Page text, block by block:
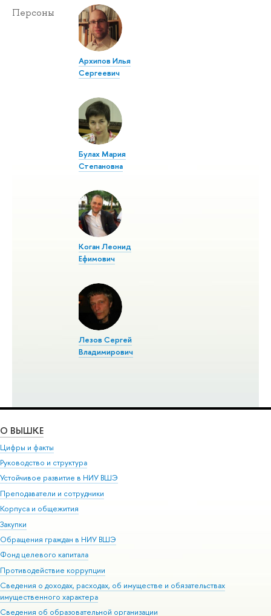
Персоны
Архипов Илья
Сергеевич
Булах Мария
Степановна
Коган Леонид
Ефимович
Лезов Сергей
Владимирович
О ВЫШКЕ
Цифры и факты
Руководство и структура
Устойчивое развитие в НИУ ВШЭ
Преподаватели и сотрудники
Корпуса и общежития
Закупки
Обращения граждан в НИУ ВШЭ
Фонд целевого капитала
Противодействие коррупции
Сведения о доходах, расходах, об имуществе и обязательствах
имущественного характера
Сведения об образовательной организации